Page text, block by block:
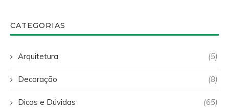
CATEGORIAS
Arquitetura (5)
Decoração (8)
Dicas e Dúvidas (65)